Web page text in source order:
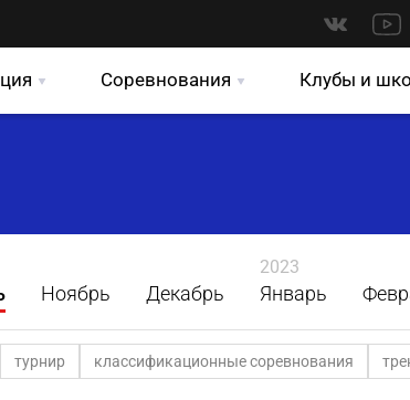
Соревнования Клубы и
Ноябрь Декабрь
2023
Январь
турнир классификационные соревнования